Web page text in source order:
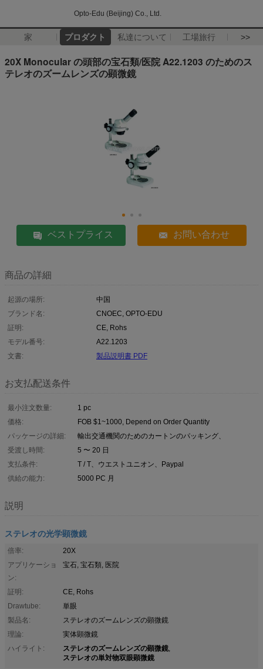
Opto-Edu (Beijing) Co., Ltd.
家 プロダクト 私達について 工場旅行 >>
20X Monocular の頭部の宝石類/医院 A22.1203 のためのス
テレオのズームレンズの顕微鏡
ベストプライス お問い合わせ
商品の詳細
起源の場所:
中国
ブランド名:
CNOEC, OPTO-EDU
証明:
CE, Rohs
モデル番号:
A22.1203
文書:
製品説明書 PDF
お支払配送条件
最小注文数量:
1 pc
価格:
FOB $1~1000, Depend on Order Quantity
パッケージの詳細:
輸出交通機関のためのカートンのパッキング、
受渡し時間:
5 〜 20 日
支払条件:
T / T、ウエストユニオン、Paypal
供給の能力:
5000 PC 月
説明
ステレオの光学顕微鏡
倍率:
20X
アプリケーショ
ン:
宝石, 宝石類, 医院
証明:
CE, Rohs
Drawtube:
単眼
製品名:
ステレオのズームレンズの顕微鏡
理論:
実体顕微鏡
ハイライト:
ステレオのズームレンズの顕微鏡,
ステレオの単対物双眼顕微鏡